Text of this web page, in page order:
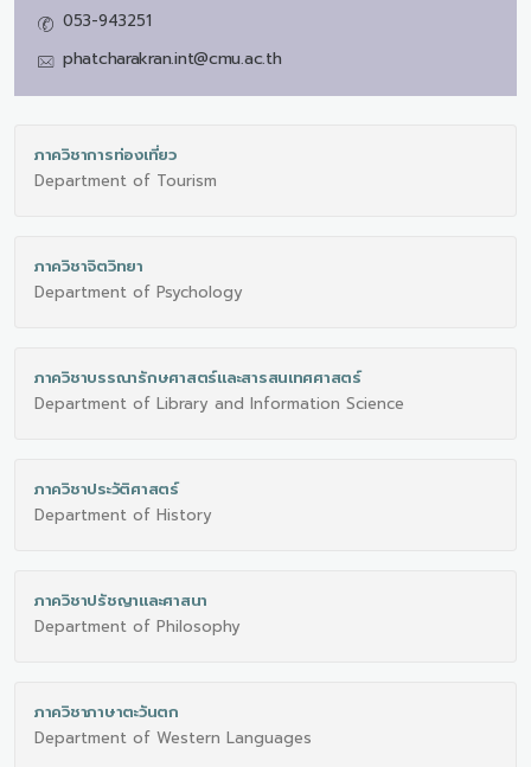
053-943251
phatcharakran.int@cmu.ac.th
ภาควิชาการท่องเที่ยว
Department of Tourism
ภาควิชาจิตวิทยา
Department of Psychology
ภาควิชาบรรณารักษศาสตร์และสารสนเทศศาสตร์
Department of Library and Information Science
ภาควิชาประวัติศาสตร์
Department of History
ภาควิชาปรัชญาและศาสนา
Department of Philosophy
ภาควิชาภาษาตะวันตก
Department of Western Languages